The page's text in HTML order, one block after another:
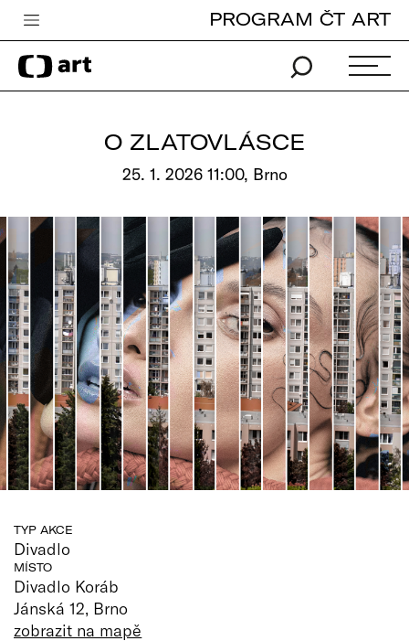
Česká televize
Zpravodajství
Pro děti
edu
Vše o ČT
PROGRAM ČT ART
O ZLATOVLÁSCE
25. 1. 2026 11:00, Brno
TYP AKCE
Divadlo
MÍSTO
Divadlo Koráb
Jánská 12, Brno
zobrazit na mapě